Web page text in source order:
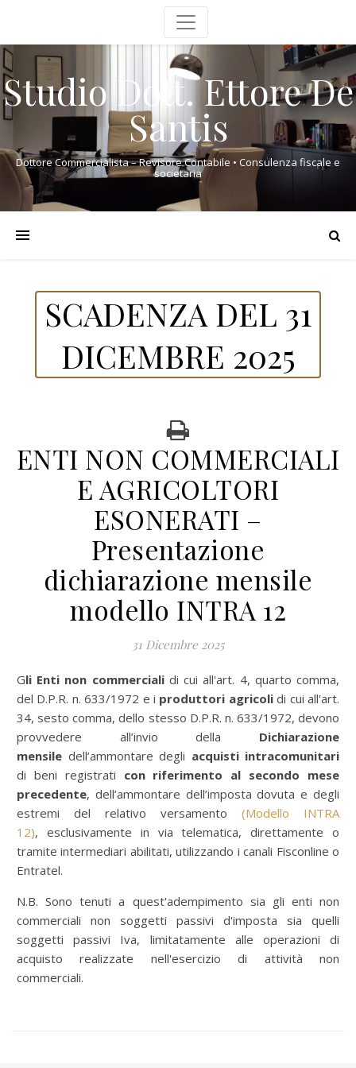
Studio Dott. Ettore De
Santis
Dottore Commercialista – Revisore Contabile • Consulenza fiscale e
societaria
SCADENZA DEL 31
DICEMBRE 2025
ENTI NON COMMERCIALI
E AGRICOLTORI
ESONERATI –
Presentazione
dichiarazione mensile
modello INTRA 12
31 Dicembre 2025
Gli Enti non commerciali di cui all'art. 4, quarto comma,
del D.P.R. n. 633/1972 e i produttori agricolidi cui all'art.
34, sesto comma, dello stesso D.P.R. n. 633/1972, devono
provvedere all’invio della Dichiarazione
mensile dell’ammontare degli acquisti intracomunitari
di beni registrati con riferimento al secondo mese
precedente, dell’ammontare dell’imposta dovuta e degli
estremi del relativo versamento (Modello INTRA
12), esclusivamente in via telematica, direttamente o
tramite intermediari abilitati, utilizzando i canali Fisconline o
Entratel.
N.B. Sono tenuti a quest'adempimento sia gli enti non
commerciali non soggetti passivi d'imposta sia quelli
soggetti passivi Iva, limitatamente alle operazioni di
acquisto realizzate nell'esercizio di attività non
commerciali.